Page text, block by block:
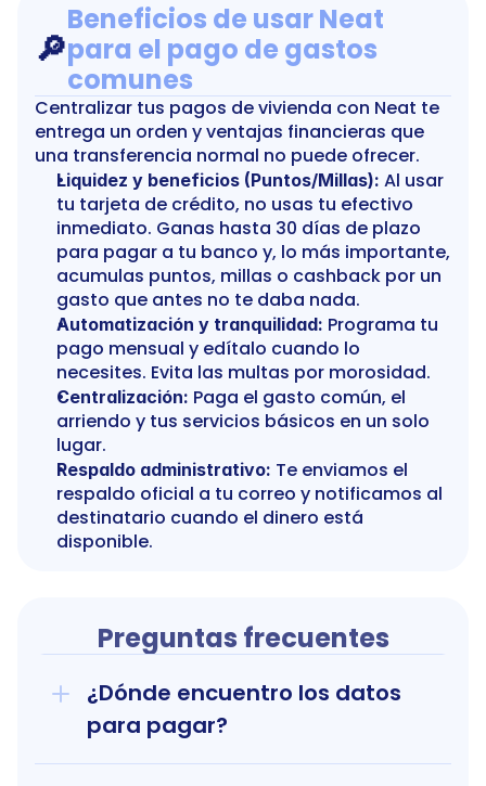
🔎
Beneficios de usar Neat
para el pago de gastos
comunes
Centralizar tus pagos de vivienda con Neat te
entrega un orden y ventajas financieras que
una transferencia normal no puede ofrecer.
Liquidez y beneficios (Puntos/Millas): Al usar
tu tarjeta de crédito, no usas tu efectivo
inmediato. Ganas hasta 30 días de plazo
para pagar a tu banco y, lo más importante,
acumulas puntos, millas o cashback por un
gasto que antes no te daba nada.
Automatización y tranquilidad: Programa tu
pago mensual y edítalo cuando lo
necesites. Evita las multas por morosidad.
Centralización: Paga el gasto común, el
arriendo y tus servicios básicos en un solo
lugar.
Respaldo administrativo: Te enviamos el
respaldo oficial a tu correo y notificamos al
destinatario cuando el dinero está
disponible.
Preguntas frecuentes
¿Dónde encuentro los datos
para pagar?